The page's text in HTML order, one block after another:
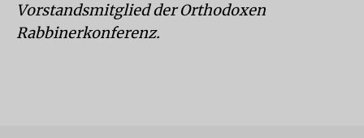
Vorstandsmitglied der Orthodoxen
Rabbinerkonferenz.